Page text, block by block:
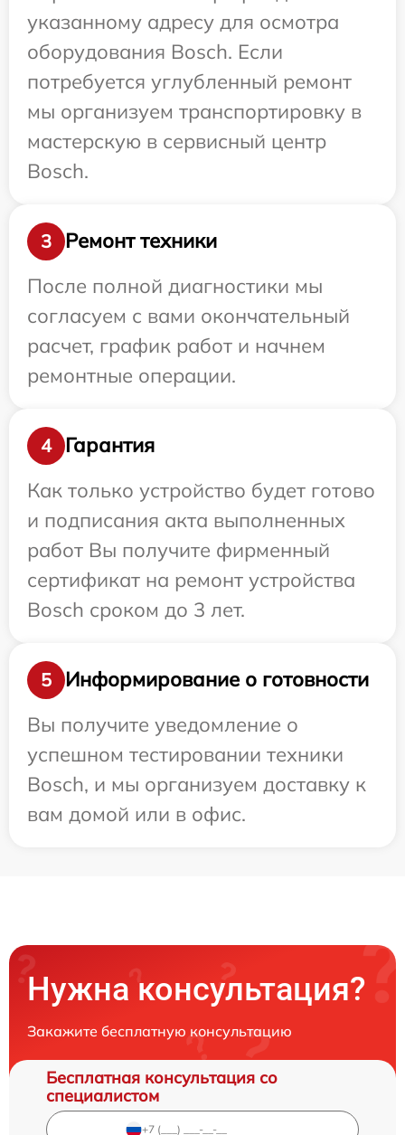
указанному адресу для осмотра
оборудования Bosch. Если
потребуется углубленный ремонт
мы организуем транспортировку в
мастерскую в сервисный центр
Bosch.
3
Ремонт техники
После полной диагностики мы
согласуем с вами окончательный
расчет, график работ и начнем
ремонтные операции.
4
Гарантия
Как только устройство будет готово
и подписания акта выполненных
работ Вы получите фирменный
сертификат на ремонт устройства
Bosch сроком до 3 лет.
5
Информирование о готовности
Вы получите уведомление о
успешном тестировании техники
Bosch, и мы организуем доставку к
вам домой или в офис.
Нужна консультация?
Закажите бесплатную консультацию
Бесплатная консультация со
специалистом